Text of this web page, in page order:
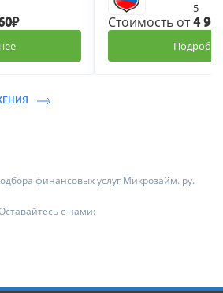
5
Стоимость от4
финансовых услуг Микрозайм. ру.
с нами: